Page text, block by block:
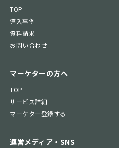
TOP
導入事例
資料請求
お問い合わせ
マーケターの方へ
TOP
サービス詳細
マーケター登録する
運営メディア・SNS